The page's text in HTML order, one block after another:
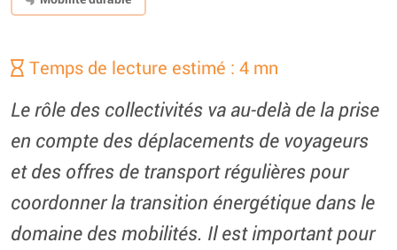
Temps de lecture estimé : 4 mn
Le rôle des collectivités va au-delà de la prise
en compte des déplacements de voyageurs
et des offres de transport régulières pour
coordonner la transition énergétique dans le
domaine des mobilités. Il est important pour